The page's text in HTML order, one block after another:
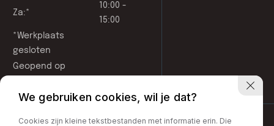
Za:*
10:00 -
15:00
*Werkplaats
gesloten
Geopend op
We gebruiken cookies, wil je dat?
Cookies zijn kleine tekstbestanden met informatie erin. Die